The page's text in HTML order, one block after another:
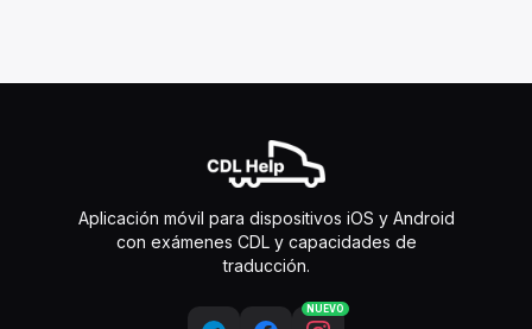
Aplicación móvil para dispositivos iOS y Android
con exámenes CDL y capacidades de
traducción.
NUEVO